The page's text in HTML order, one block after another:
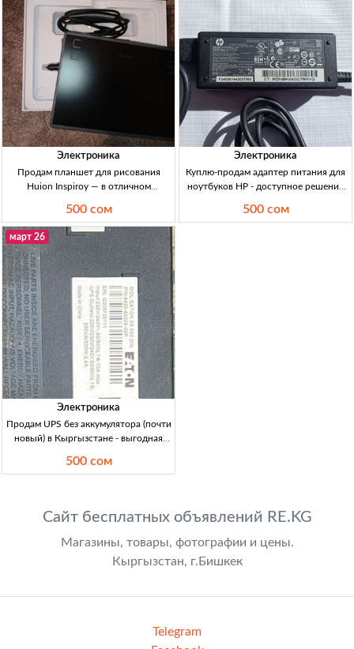
Электроника
Продам планшет для рисования
Huion Inspiroy — в отличном
планшет для рисования Huion
Inspiroy, бу, в отличном сост., 500с
500 сом
Электроника
Куплю-продам адаптер питания для
ноутбуков HP - доступное решение
ноутбуков HP, 65W, 500 сом, район
500 сом
март 26
Электроника
Продам UPS без аккумулятора (почти
новый) в Кыргызстане - выгодная
аккумулятора, почти новые, 500 сом,
500 сом
Сайт бесплатных объявлений RE.KG
Магазины, товары, фотографии и цены.
Кыргызстан, г.Бишкек
Telegram